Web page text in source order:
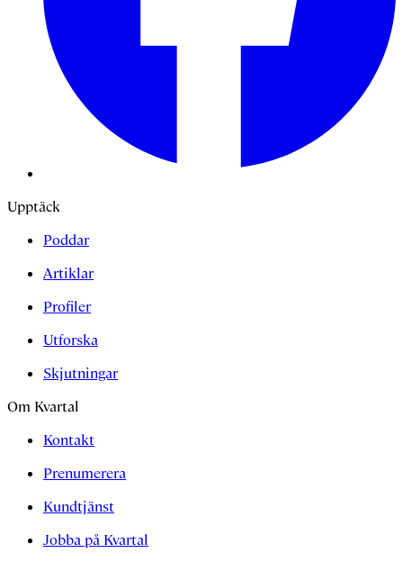
Upptäck
Poddar
Artiklar
Profiler
Utforska
Skjutningar
Om Kvartal
Kontakt
Prenumerera
Kundtjänst
Jobba på Kvartal